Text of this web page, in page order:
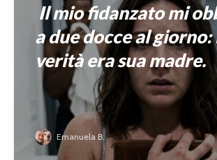
Il mio fidanzato mi
a due docce al giorno:
verità era sua madre.
Emanuela B.